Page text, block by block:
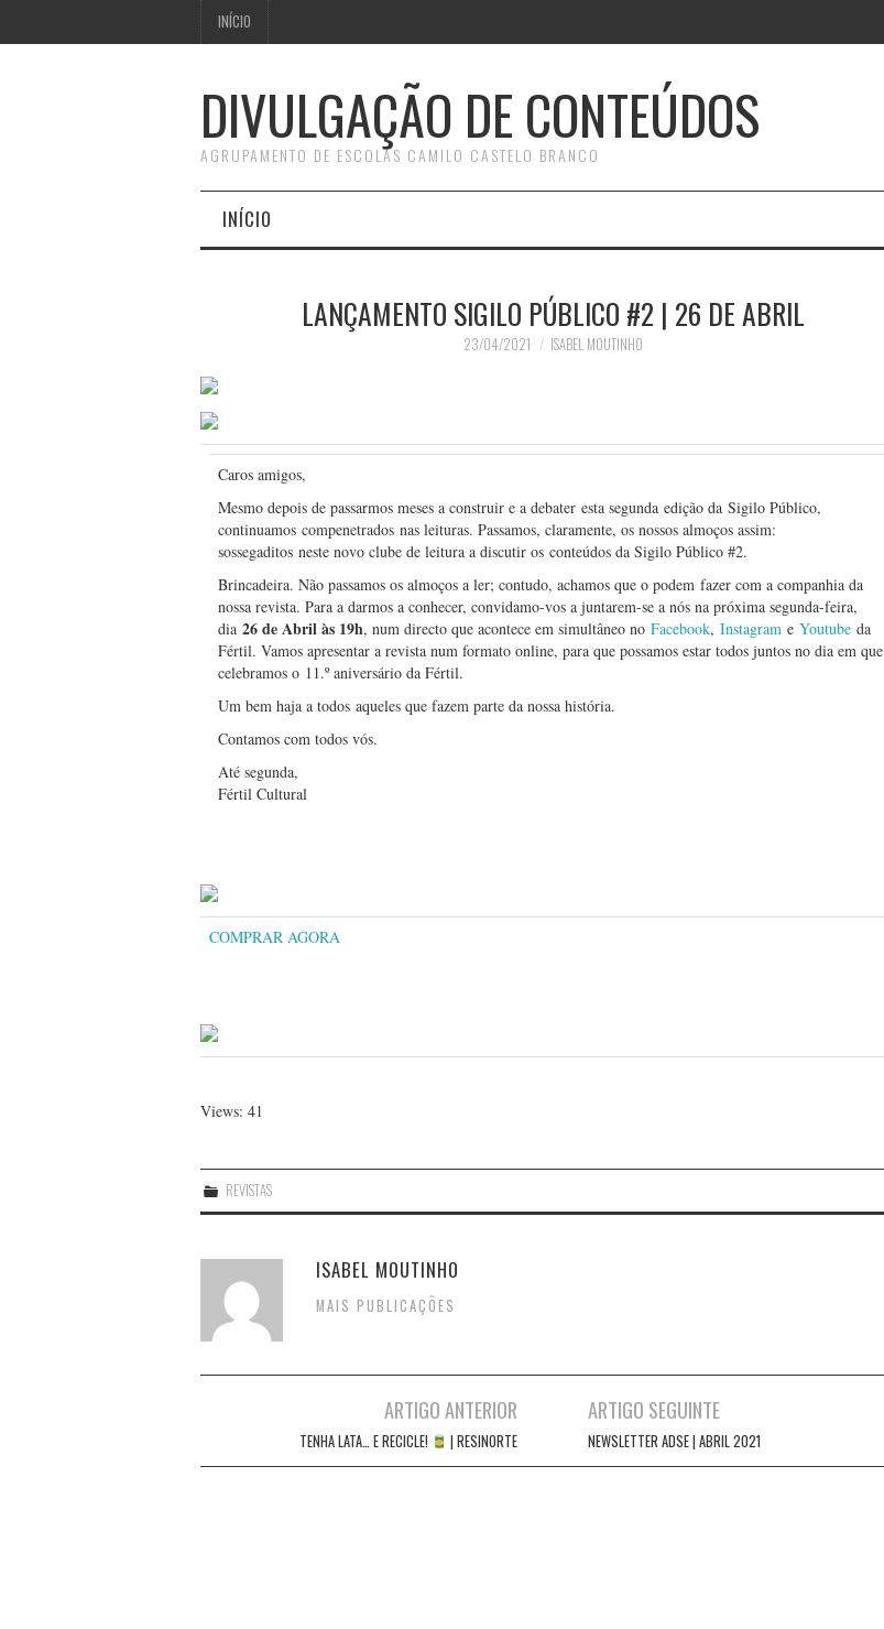
INÍCIO
DIVULGAÇÃO DE CONTEÚDOS
AGRUPAMENTO DE ESCOLAS CAMILO CASTELO BRANCO
INÍCIO
LANÇAMENTO SIGILO PÚBLICO #2 | 26 DE ABRIL
23/04/2021 ISABEL MOUTINHO
Caros amigos,
Mesmo depois de passarmos meses a construir e a debater esta segunda edição da Sigilo Público,
continuamos compenetrados nas leituras. Passamos, claramente, os nossos almoços assim:
sossegaditos neste novo clube de leitura a discutir os conteúdos da Sigilo Público #2.
Brincadeira. Não passamos os almoços a ler; contudo, achamos que o podem fazer com a companhia da
nossa revista. Para a darmos a conhecer, convidamo-vos a juntarem-se a nós na próxima segunda-feira,
dia 26 de Abril às 19h, num directo que acontece em simultâneo no Facebook, Instagram e Youtube da
Fértil. Vamos apresentar a revista num formato online, para que possamos estar todos juntos no dia em que
celebramos o 11.º aniversário da Fértil.
Um bem haja a todos aqueles que fazem parte da nossa história.
Contamos com todos vós.
Até segunda,
Fértil Cultural
COMPRAR AGORA
Views: 41
REVISTAS
ISABEL MOUTINHO
MAIS PUBLICAÇÕES
navigation
ARTIGO ANTERIOR
TENHA LATA… E RECICLE! | RESINORTE
ARTIGO SEGUINTE
NEWSLETTER ADSE | ABRIL 2021